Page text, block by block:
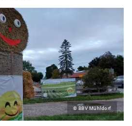
© BBV Mühldorf